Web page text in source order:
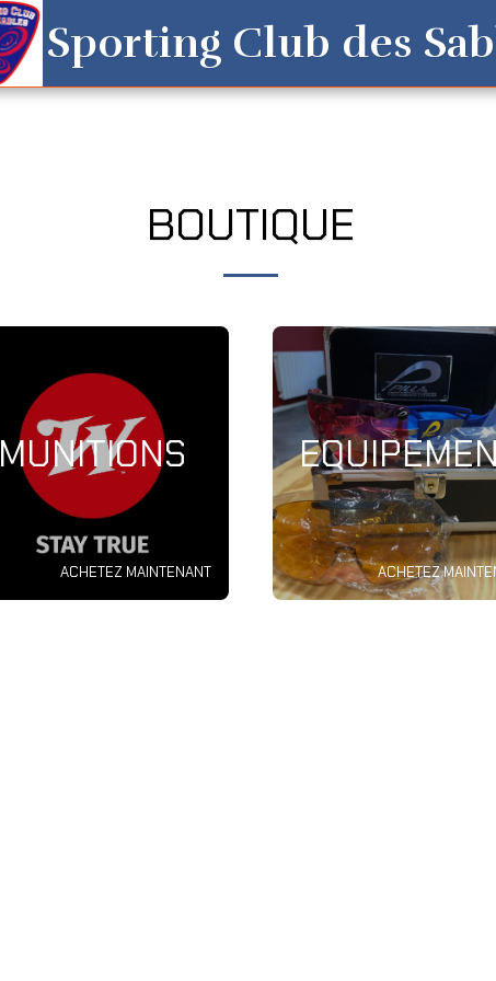
Sporting Club des
BOUTIQUE
MUNITIONS
ACHETEZ MAINTENANT ACHETEZ